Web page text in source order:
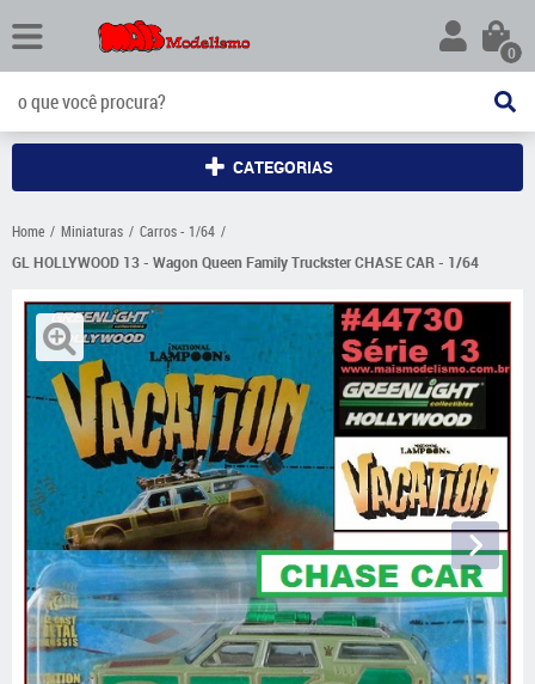
0
CATEGORIAS
Home Miniaturas
Carros - 1/64
GL HOLLYWOOD 13 - Wagon Queen Family Truckster CHASE CAR - 1/64